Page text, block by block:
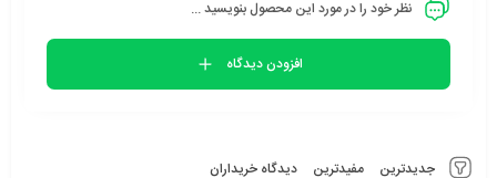
جدیدترین مفیدترین دیدگاه خریداران
نظر خود را در مورد این محصول بنویسید ...
افزودن دیدگاه